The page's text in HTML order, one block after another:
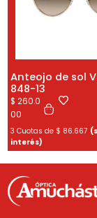
Anteojo de sol
848-13
$ 260.0
00
3 Cuotas de $ 86.667
interés)